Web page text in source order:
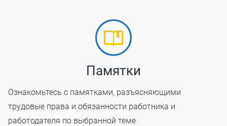
Памятки
Ознакомьтесь с памятками, разъясняющими
трудовые права и обязанности работника и
работодателя по выбранной теме